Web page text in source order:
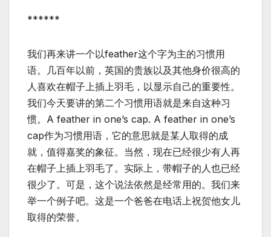
******
我们再来讲一个以feather这个字为主的习惯用
语。几百年以前，英国的贵族以及其他身价很高的
人喜欢在帽子上插上羽毛，以显示自己的重要性。
我们今天要讲的第二个习惯用语就是来自这种习
惯。A feather in one’s cap. A feather in one’s
cap作为习惯用语，它的意思就是某人取得的成
就，值得嘉奖的象征。当然，现在已经很少有人再
在帽子上插上羽毛了。实际上，带帽子的人也已经
很少了。可是，这个说法依然是经常用的。我们来
举一个例子吧。这是一个爸爸在电话上祝贺他女儿
取得的荣誉。